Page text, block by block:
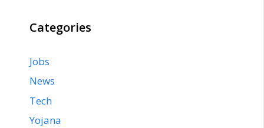
Categories
Jobs
News
Tech
Yojana